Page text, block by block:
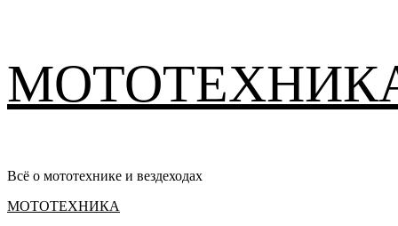
содержимому
Всё о мототехнике и вездеходах
Основное
МОТОТЕХНИКА